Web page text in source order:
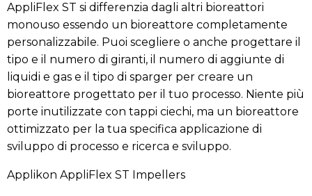
AppliFlex ST si differenzia dagli altri bioreattori
monouso essendo un bioreattore completamente
personalizzabile. Puoi scegliere o anche progettare il
tipo e il numero di giranti, il numero di aggiunte di
liquidi e gas e il tipo di sparger per creare un
bioreattore progettato per il tuo processo. Niente più
porte inutilizzate con tappi ciechi, ma un bioreattore
ottimizzato per la tua specifica applicazione di
sviluppo di processo e ricerca e sviluppo.
Applikon AppliFlex ST Impellers